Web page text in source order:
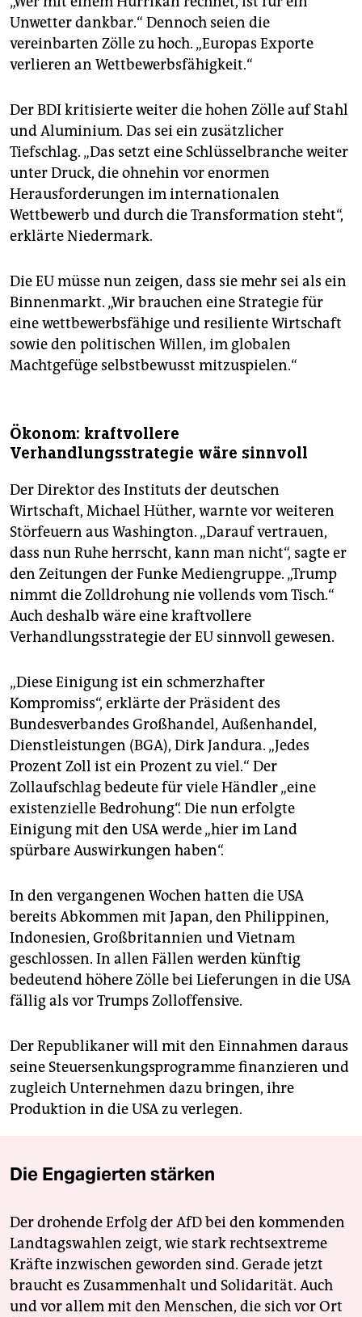
Unwetter dankbar.“ Dennoch seien die
vereinbarten Zölle zu hoch. „Europas Exporte
verlieren an Wettbewerbsfähigkeit.“
Der BDI kritisierte weiter die hohen Zölle auf Stahl
und Aluminium. Das sei ein zusätzlicher
Tiefschlag. „Das setzt eine Schlüsselbranche weiter
unter Druck, die ohnehin vor enormen
Herausforderungen im internationalen
Wettbewerb und durch die Transformation steht“,
erklärte Niedermark.
Die EU müsse nun zeigen, dass sie mehr sei als ein
Binnenmarkt. „Wir brauchen eine Strategie für
eine wettbewerbsfähige und resiliente Wirtschaft
sowie den politischen Willen, im globalen
Machtgefüge selbstbewusst mitzuspielen.“
Ökonom: kraftvollere
Verhandlungsstrategie wäre sinnvoll
Der Direktor des Instituts der deutschen
Wirtschaft, Michael Hüther, warnte vor weiteren
Störfeuern aus Washington. „Darauf vertrauen,
dass nun Ruhe herrscht, kann man nicht“, sagte er
den Zeitungen der Funke Mediengruppe. „Trump
nimmt die Zolldrohung nie vollends vom Tisch.“
Auch deshalb wäre eine kraftvollere
Verhandlungsstrategie der EU sinnvoll gewesen.
„Diese Einigung ist ein schmerzhafter
Kompromiss“, erklärte der Präsident des
Bundesverbandes Großhandel, Außenhandel,
Dienstleistungen (BGA), Dirk Jandura. „Jedes
Prozent Zoll ist ein Prozent zu viel.“ Der
Zollaufschlag bedeute für viele Händler „eine
existenzielle Bedrohung“. Die nun erfolgte
Einigung mit den USA werde „hier im Land
spürbare Auswirkungen haben“.
In den vergangenen Wochen hatten die USA
bereits Abkommen mit Japan, den Philippinen,
Indonesien, Großbritannien und Vietnam
geschlossen. In allen Fällen werden künftig
bedeutend höhere Zölle bei Lieferungen in die USA
fällig als vor Trumps Zolloffensive.
Der Republikaner will mit den Einnahmen daraus
seine Steuersenkungsprogramme finanzieren und
zugleich Unternehmen dazu bringen, ihre
Produktion in die USA zu verlegen.
Die Engagierten stärken
Der drohende Erfolg der AfD bei den kommenden
Landtagswahlen zeigt, wie stark rechtsextreme
Kräfte inzwischen geworden sind. Gerade jetzt
braucht es Zusammenhalt und Solidarität. Auch
und vor allem mit den Menschen, die sich vor Ort